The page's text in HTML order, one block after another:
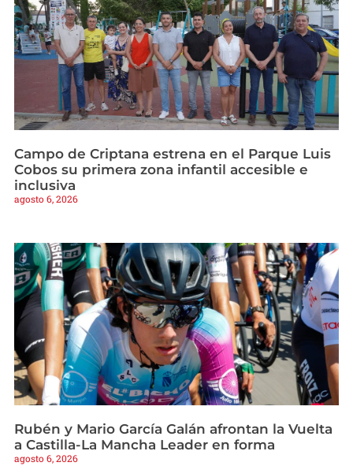
Campo de Criptana estrena en el Parque Luis
Cobos su primera zona infantil accesible e
inclusiva
agosto 6, 2026
Rubén y Mario García Galán afrontan la Vuelta
a Castilla-La Mancha Leader en forma
agosto 6, 2026